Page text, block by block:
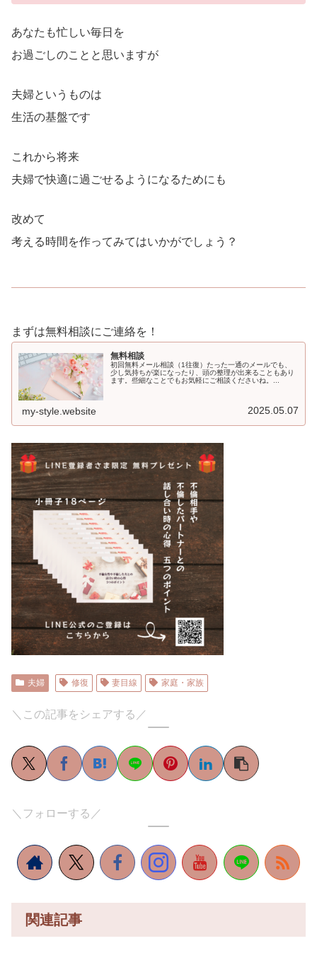
あなたも忙しい毎日を
お過ごしのことと思いますが
夫婦というものは
生活の基盤です
これから将来
夫婦で快適に過ごせるようになるためにも
改めて
考える時間を作ってみてはいかがでしょう？
まずは無料相談にご連絡を！
無料相談
初回無料メール相談（1往復）たった一通のメールでも、
少し気持ちが楽になったり、頭の整理が出来ることもあり
ます。些細なことでもお気軽にご相談くださいね。...
my-style.website 2025.05.07
夫婦 修復 妻目線 家庭・家族
＼この記事をシェアする／
＼フォローする／
関連記事